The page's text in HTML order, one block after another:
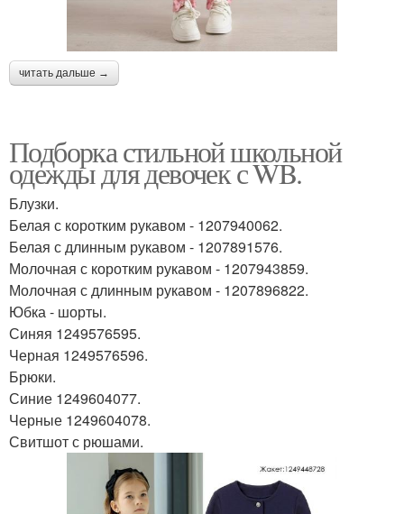
маникюр гель лаком
читать дальше →
Подборка стильной школьной
одежды для девочек с WB.
Блузки.
Белая с коротким рукавом - 1207940062.
Белая с длинным рукавом - 1207891576.
Молочная с коротким рукавом - 1207943859.
Молочная с длинным рукавом - 1207896822.
Юбка - шорты.
Синяя 1249576595.
Черная 1249576596.
Брюки.
Синие 1249604077.
Черные 1249604078.
Свитшот с рюшами.